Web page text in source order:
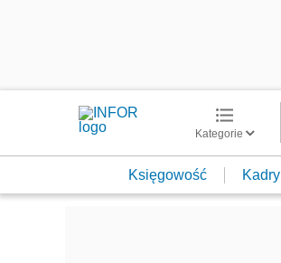
Kategorie
Księgowość Kadry